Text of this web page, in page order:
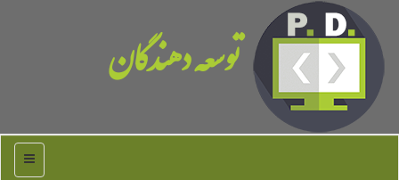
توسعه دهندگان
منو